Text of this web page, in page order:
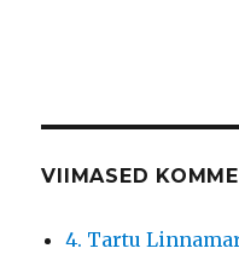
VIIMASED
4. Tartu